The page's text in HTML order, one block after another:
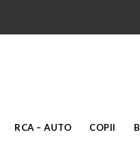
RCA – AUTO COPII